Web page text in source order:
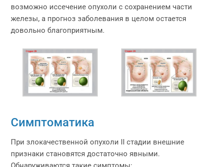
возможно иссечение опухоли с сохранением части
железы, а прогноз заболевания в целом остается
довольно благоприятным.
Симптоматика
При злокачественной опухоли II стадии внешние
признаки становятся достаточно явными.